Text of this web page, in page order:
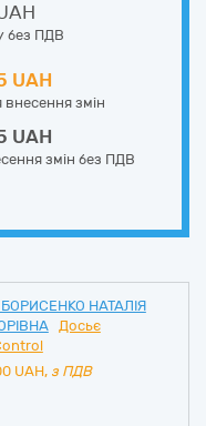
без ПДВ
UAH
внесення змін
UAH
змін без ПДВ
НАТАЛІЯ
Досьє
UAH, з ПДВ